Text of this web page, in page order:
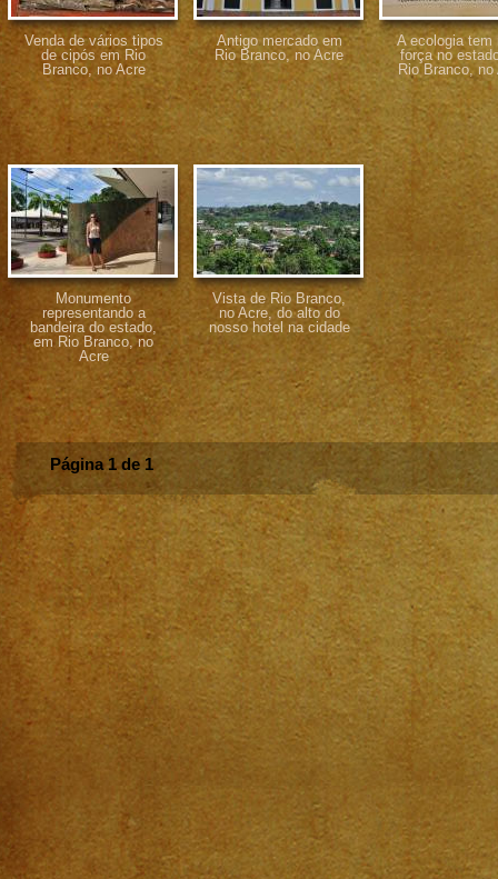
Venda de vários tipos
de cipós em Rio
Branco, no Acre
Antigo mercado em
Rio Branco, no Acre
A ecologia tem
força no
Rio Branco, no
Monumento
representando a
bandeira do estado,
em Rio Branco, no
Acre
Vista de Rio Branco,
no Acre, do alto do
nosso hotel na cidade
Página 1 de 1